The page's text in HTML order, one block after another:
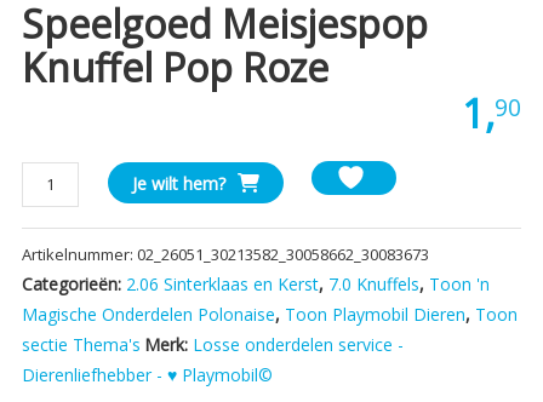
Speelgoed Meisjespop
Knuffel Pop Roze
1,90
Speelgoed
Meisjespop
Knuffel
Pop
Roze
aantal
Je wilt hem?
Artikelnummer: 02_26051_30213582_30058662_30083673
Categorieën: 2.06 Sinterklaas en Kerst, 7.0 Knuffels, Toon 'n
Magische Onderdelen Polonaise, Toon Playmobil Dieren, Toon
sectie Thema's Merk: Losse onderdelen service -
Dierenliefhebber - ♥ Playmobil©